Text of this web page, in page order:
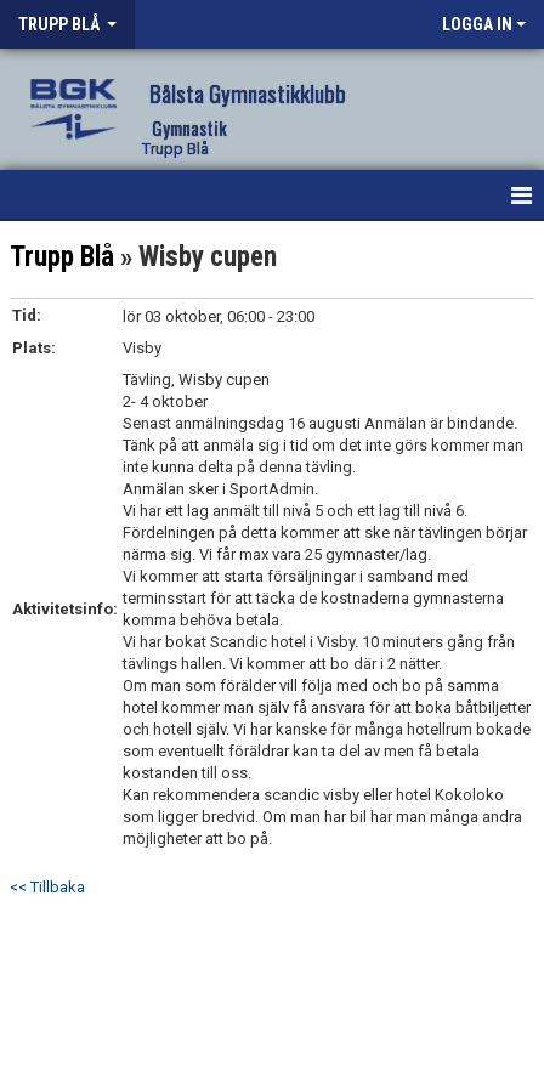
TRUPP BLÅ LOGGA IN
Bålsta Gymnastikklubb
Gymnastik
Trupp Blå
HEM
NYHETER
KALENDER
OM TRUPPVERKSAMHETEN
Trupp Blå » Wisby cupen
Tid:
lör 03 oktober, 06:00 - 23:00
Plats:
Visby
Aktivitetsinfo:
Tävling, Wisby cupen
2- 4 oktober
Senast anmälningsdag 16 augusti Anmälan är bindande.
Tänk på att anmäla sig i tid om det inte görs kommer man
inte kunna delta på denna tävling.
Anmälan sker i SportAdmin.
Vi har ett lag anmält till nivå 5 och ett lag till nivå 6.
Fördelningen på detta kommer att ske när tävlingen börjar
närma sig. Vi får max vara 25 gymnaster/lag.
Vi kommer att starta försäljningar i samband med
terminsstart för att täcka de kostnaderna gymnasterna
komma behöva betala.
Vi har bokat Scandic hotel i Visby. 10 minuters gång från
tävlings hallen. Vi kommer att bo där i 2 nätter.
Om man som förälder vill följa med och bo på samma
hotel kommer man själv få ansvara för att boka båtbiljetter
och hotell själv. Vi har kanske för många hotellrum bokade
som eventuellt föräldrar kan ta del av men få betala
kostanden till oss.
Kan rekommendera scandic visby eller hotel Kokoloko
som ligger bredvid. Om man har bil har man många andra
möjligheter att bo på.
<< Tillbaka